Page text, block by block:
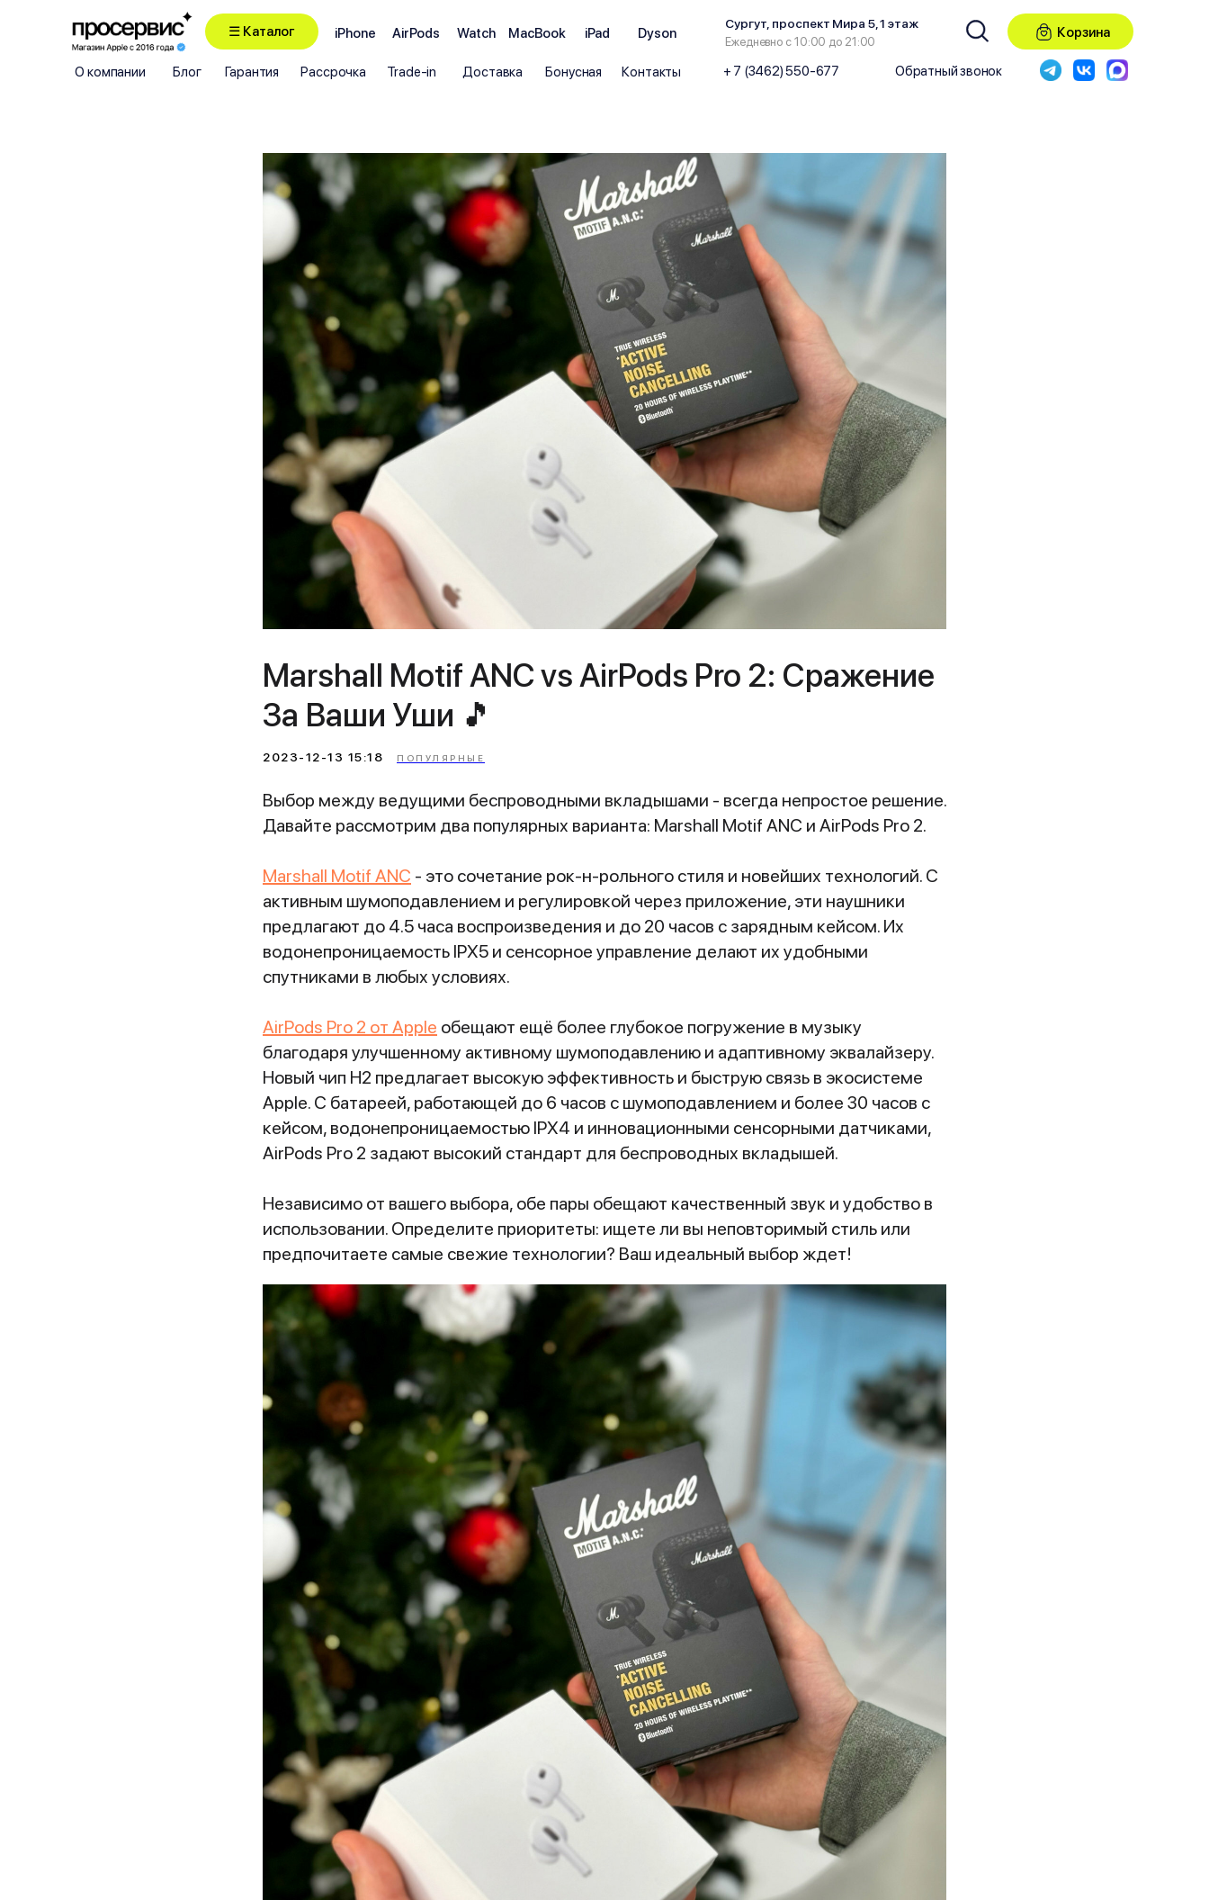
☰ Каталог Корзина
iPhone AirPods MacBook
Watch Dyson
Ежедневно с 10:00 до 21:00
Сургут, проспект Мира 5, 1 этаж
Обратный звонок
+ 7 (3462) 550-677
О компании Гарантия Trade-in
Блог Контакты
Бонусная
Доставка
Рассрочка
iPad
Marshall Motif ANC vs AirPods Pro 2: Сражение
За Ваши Уши 🎵
2023-12-13 15:18 ПОПУЛЯРНЫЕ
Выбор между ведущими беспроводными вкладышами - всегда непростое решение.
Давайте рассмотрим два популярных варианта: Marshall Motif ANC и AirPods Pro 2.
Marshall Motif ANC - это сочетание рок-н-рольного стиля и новейших технологий. С
активным шумоподавлением и регулировкой через приложение, эти наушники
предлагают до 4.5 часа воспроизведения и до 20 часов с зарядным кейсом. Их
водонепроницаемость IPX5 и сенсорное управление делают их удобными
спутниками в любых условиях.
AirPods Pro 2 от Apple обещают ещё более глубокое погружение в музыку
благодаря улучшенному активному шумоподавлению и адаптивному эквалайзеру.
Новый чип H2 предлагает высокую эффективность и быструю связь в экосистеме
Apple. С батареей, работающей до 6 часов с шумоподавлением и более 30 часов с
кейсом, водонепроницаемостью IPX4 и инновационными сенсорными датчиками,
AirPods Pro 2 задают высокий стандарт для беспроводных вкладышей.
Независимо от вашего выбора, обе пары обещают качественный звук и удобство в
использовании. Определите приоритеты: ищете ли вы неповторимый стиль или
предпочитаете самые свежие технологии? Ваш идеальный выбор ждет!